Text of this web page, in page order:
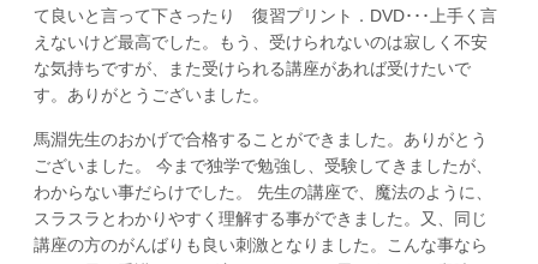
て良いと言って下さったり 復習プリント．DVD･･･上手く言
えないけど最高でした。もう、受けられないのは寂しく不安
な気持ちですが、また受けられる講座があれば受けたいで
す。ありがとうございました。
馬淵先生のおかげで合格することができました。ありがとう
ございました。 今まで独学で勉強し、受験してきましたが、
わからない事だらけでした。 先生の講座で、魔法のように、
スラスラとわかりやすく理解する事ができました。又、同じ
講座の方のがんばりも良い刺激となりました。こんな事なら